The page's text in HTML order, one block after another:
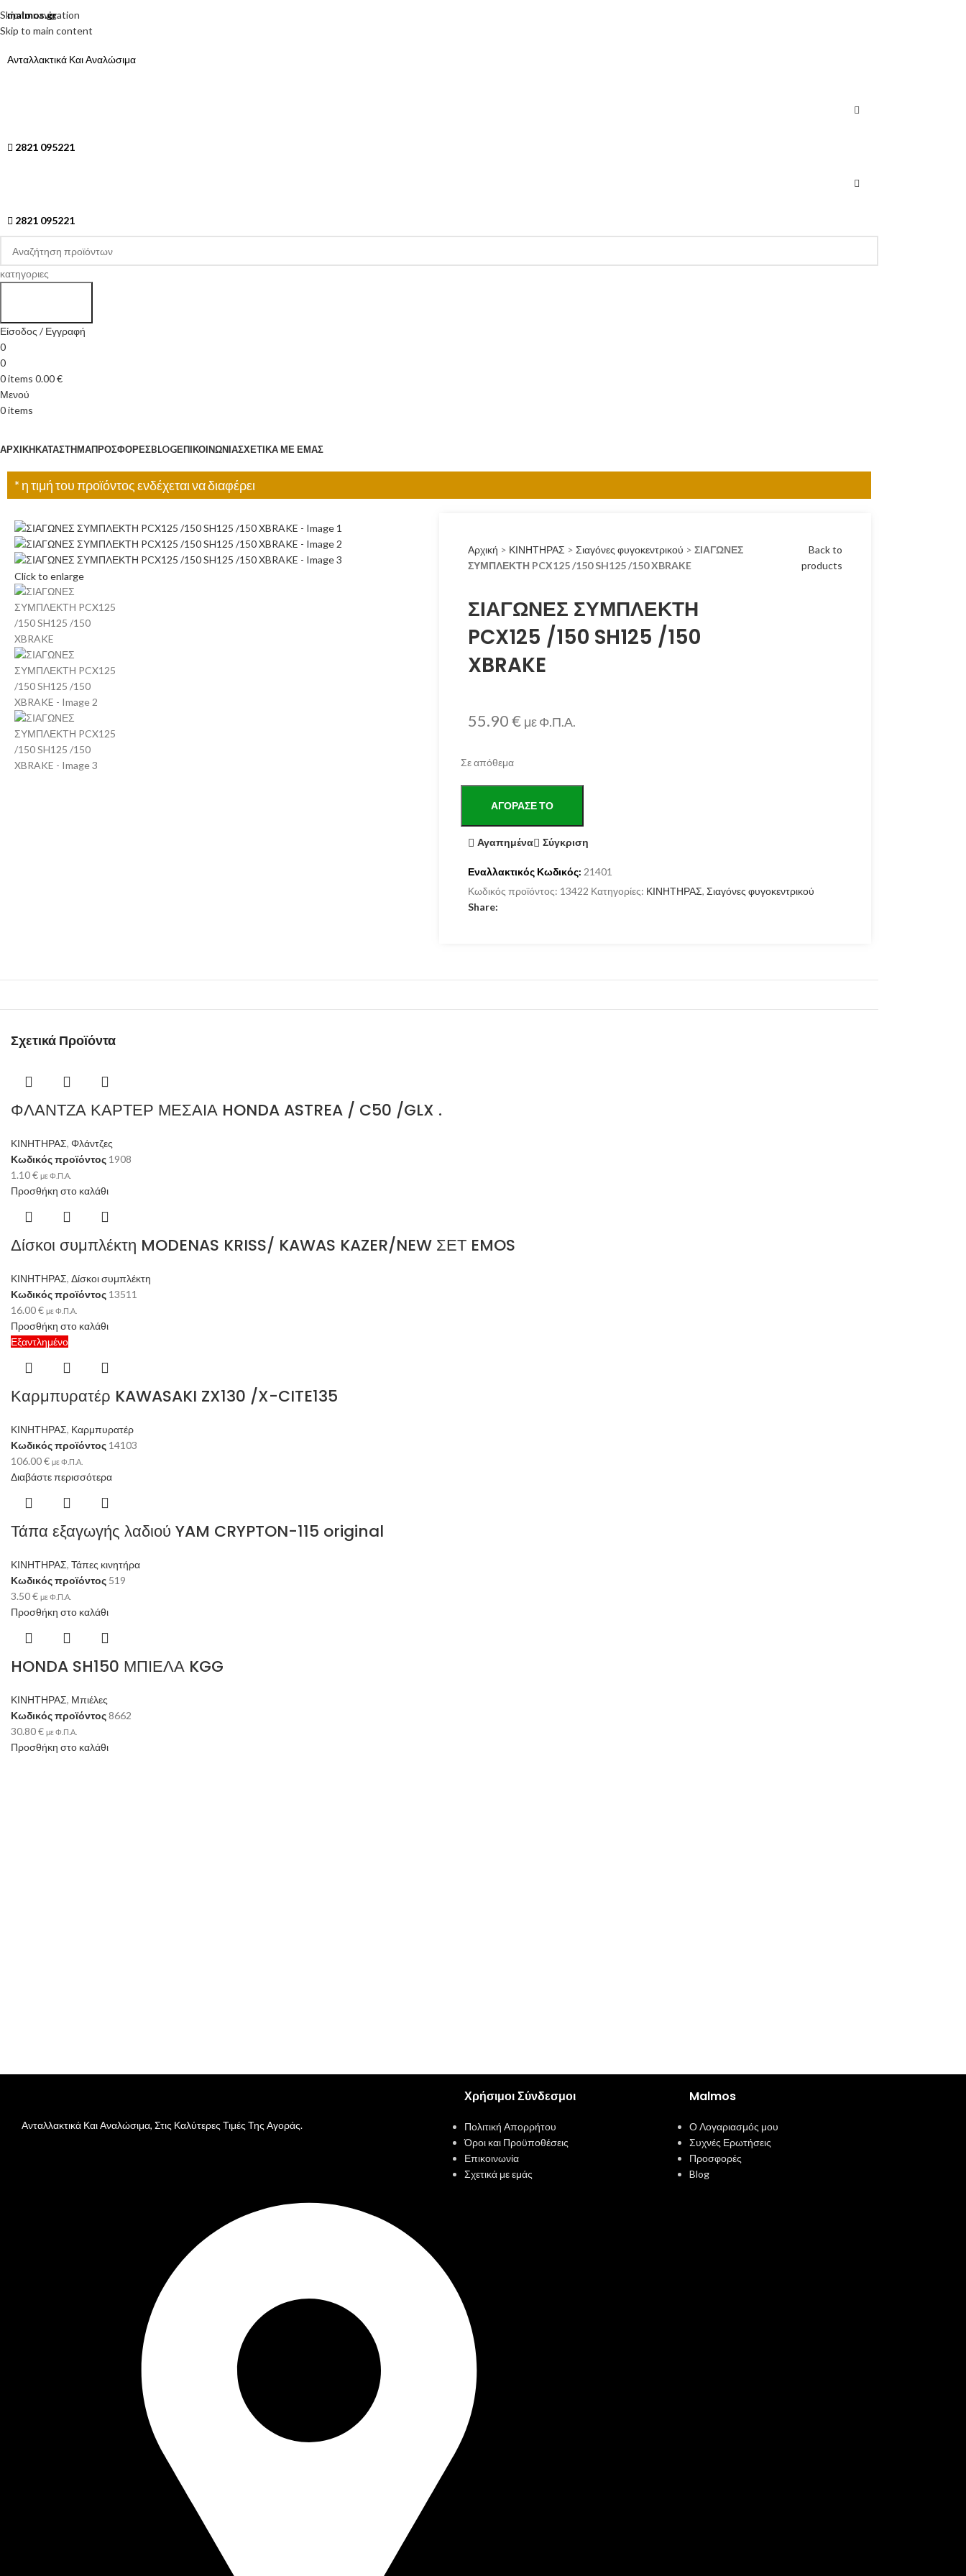
Skip to navigation
Skip to main content
malmos.gr
Ανταλλακτικά Και Αναλώσιμα
2821 095221
2821 095221
κατηγοριες
Είσοδος / Εγγραφή
0
0
0items 0.00€
Μενού
0items
ΑΡΧΙΚΉΚΑΤΆΣΤΗΜΑΠΡΟΣΦΟΡΈΣBLOGΕΠΙΚΟΙΝΩΝΊΑΣΧΕΤΙΚΆ ΜΕ ΕΜΆΣ
* η τιμή του προϊόντος ενδέχεται να διαφέρει
Click to enlarge
Αρχική > ΚΙΝΗΤΗΡΑΣ > Σιαγόνες φυγοκεντρικού > ΣΙΑΓΩΝΕΣ
ΣΥΜΠΛΕΚΤΗ PCX125 /150 SH125 /150 XBRAKE
Back to
products
ΣΙΑΓΩΝΕΣ ΣΥΜΠΛΕΚΤΗ
PCX125 /150 SH125 /150
XBRAKE
55.90€ με Φ.Π.Α.
Σε απόθεμα
ΑΓΌΡΑΣΕ ΤΟ
Αγαπημένα Σύγκριση
Εναλλακτικός Κωδικός: 21401
Κωδικός προϊόντος: 13422 Κατηγορίες: ΚΙΝΗΤΗΡΑΣ, Σιαγόνες φυγοκεντρικού
Share:
Σχετικά Προϊόντα
ΦΛΑΝΤΖΑ ΚΑΡΤΕΡ ΜΕΣΑΙΑ HONDA ASTREA / C50 /GLX .
ΚΙΝΗΤΗΡΑΣ, Φλάντζες
Κωδικός προϊόντος 1908
1.10€ με Φ.Π.Α.
Προσθήκη στο καλάθι
Δίσκοι συμπλέκτη MODENAS KRISS/ KAWAS KAZER/NEW ΣΕΤ EMOS
ΚΙΝΗΤΗΡΑΣ, Δίσκοι συμπλέκτη
Κωδικός προϊόντος 13511
16.00€ με Φ.Π.Α.
Προσθήκη στο καλάθι
Εξαντλημένο
Καρμπυρατέρ KAWASAKI ZX130 /X-CITE135
ΚΙΝΗΤΗΡΑΣ, Καρμπυρατέρ
Κωδικός προϊόντος 14103
106.00€ με Φ.Π.Α.
Διαβάστε περισσότερα
Τάπα εξαγωγής λαδιού YAM CRYPTON-115 original
ΚΙΝΗΤΗΡΑΣ, Τάπες κινητήρα
Κωδικός προϊόντος 519
3.50€ με Φ.Π.Α.
Προσθήκη στο καλάθι
HONDA SH150 ΜΠΙΕΛΑ KGG
ΚΙΝΗΤΗΡΑΣ, Μπιέλες
Κωδικός προϊόντος8662
30.80€ με Φ.Π.Α.
Προσθήκη στο καλάθι
Ανταλλακτικά Και Αναλώσιμα, Στις Καλύτερες Τιμές Της Αγοράς.
Χρήσιμοι Σύνδεσμοι
Πολιτική Απορρήτου
Όροι και Προϋποθέσεις
Επικοινωνία
Σχετικά με εμάς
Malmos
Ο Λογαριασμός μου
Συχνές Ερωτήσεις
Προσφορές
Blog